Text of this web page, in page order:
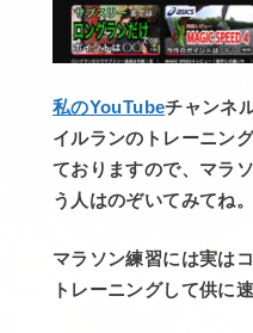
私のYouTubeチャンネ
イルランのトレーニン
ておりますので、マラ
う人はのぞいてみてね。
マラソン練習には実は
トレーニングして供に